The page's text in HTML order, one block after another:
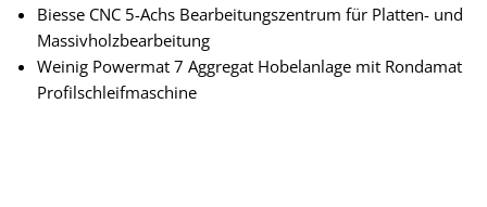
Biesse CNC 5-Achs Bearbeitungszentrum für Platten- und
Massivholzbearbeitung
Weinig Powermat 7 Aggregat Hobelanlage mit Rondamat
Profilschleifmaschine